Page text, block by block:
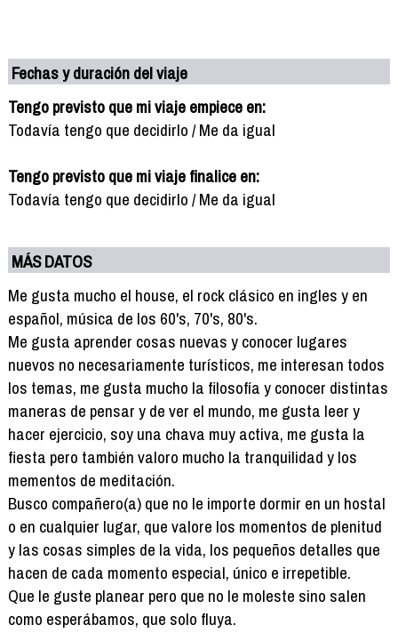
Fechas y duración del viaje
Tengo previsto que mi viaje empiece en:
Todavía tengo que decidirlo / Me da igual
Tengo previsto que mi viaje finalice en:
Todavía tengo que decidirlo / Me da igual
MÁS DATOS
Me gusta mucho el house, el rock clásico en ingles y en
español, música de los 60's, 70's, 80's.
Me gusta aprender cosas nuevas y conocer lugares
nuevos no necesariamente turísticos, me interesan todos
los temas, me gusta mucho la filosofía y conocer distintas
maneras de pensar y de ver el mundo, me gusta leer y
hacer ejercicio, soy una chava muy activa, me gusta la
fiesta pero también valoro mucho la tranquilidad y los
mementos de meditación.
Busco compañero(a) que no le importe dormir en un hostal
o en cualquier lugar, que valore los momentos de plenitud
y las cosas simples de la vida, los pequeños detalles que
hacen de cada momento especial, único e irrepetible.
Que le guste planear pero que no le moleste sino salen
como esperábamos, que solo fluya.